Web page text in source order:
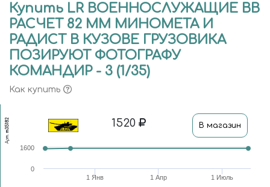
Купить LR ВОЕННОСЛУЖАЩИЕ ВВ
РАСЧЕТ 82 ММ МИНОМЕТА И
РАДИСТ В КУЗОВЕ ГРУЗОВИКА
ПОЗИРУЮТ ФОТОГРАФУ
КОМАНДИР - 3 (1/35)
Как купить
Арт.
m35182 1520 В магазин
1 Янв 1 Апр 1 Июль
0
1600